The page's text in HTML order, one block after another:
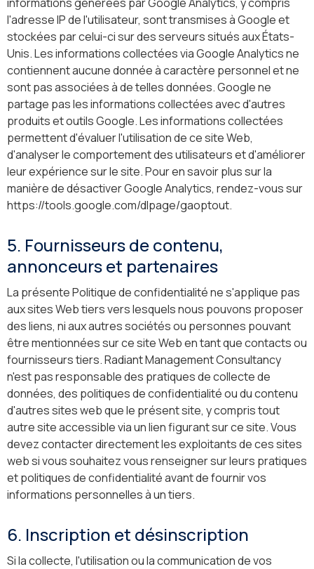
l'adresse IP de l'utilisateur, sont transmises à Google et
stockées par celui-ci sur des serveurs situés aux États-
Unis. Les informations collectées via Google Analytics ne
contiennent aucune donnée à caractère personnel et ne
sont pas associées à de telles données. Google ne
partage pas les informations collectées avec d'autres
produits et outils Google. Les informations collectées
permettent d'évaluer l'utilisation de ce site Web,
d'analyser le comportement des utilisateurs et d'améliorer
leur expérience sur le site. Pour en savoir plus sur la
manière de désactiver Google Analytics, rendez-vous sur
https://tools.google.com/dlpage/gaoptout.
5. Fournisseurs de contenu,
annonceurs et partenaires
La présente Politique de confidentialité ne s'applique pas
aux sites Web tiers vers lesquels nous pouvons proposer
des liens, ni aux autres sociétés ou personnes pouvant
être mentionnées sur ce site Web en tant que contacts ou
fournisseurs tiers. Radiant Management Consultancy
n'est pas responsable des pratiques de collecte de
données, des politiques de confidentialité ou du contenu
d'autres sites web que le présent site, y compris tout
autre site accessible via un lien figurant sur ce site. Vous
devez contacter directement les exploitants de ces sites
web si vous souhaitez vous renseigner sur leurs pratiques
et politiques de confidentialité avant de fournir vos
informations personnelles à un tiers.
6. Inscription et désinscription
Si la collecte, l'utilisation ou la communication de vos